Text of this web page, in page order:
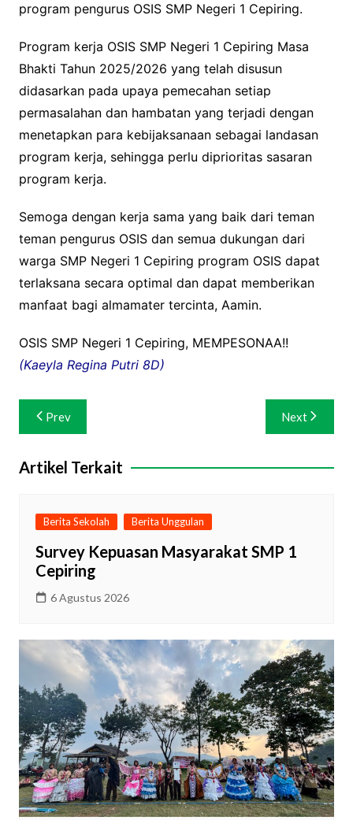
program pengurus OSIS SMP Negeri 1 Cepiring.
Program kerja OSIS SMP Negeri 1 Cepiring Masa
Bhakti Tahun 2025/2026 yang telah disusun
didasarkan pada upaya pemecahan setiap
permasalahan dan hambatan yang terjadi dengan
menetapkan para kebijaksanaan sebagai landasan
program kerja, sehingga perlu diprioritas sasaran
program kerja.
Semoga dengan kerja sama yang baik dari teman
teman pengurus OSIS dan semua dukungan dari
warga SMP Negeri 1 Cepiring program OSIS dapat
terlaksana secara optimal dan dapat memberikan
manfaat bagi almamater tercinta, Aamin.
OSIS SMP Negeri 1 Cepiring, MEMPESONAA!!
(Kaeyla Regina Putri 8D)
Navigasi
pos
Prev Next
Artikel Terkait
Berita Sekolah Berita Unggulan
Survey Kepuasan Masyarakat SMP 1
Cepiring
6 Agustus 2026